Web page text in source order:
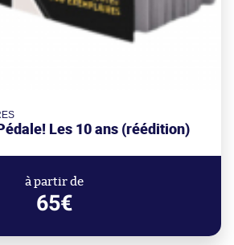
Les 10 ans (réédition)
à partir de
65€